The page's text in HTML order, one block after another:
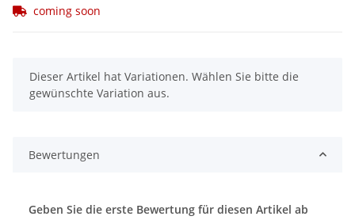
coming soon
x
Dieser Artikel hat Variationen. Wählen Sie bitte die
gewünschte Variation aus.
Bewertungen
Geben Sie die erste Bewertung für diesen Artikel ab